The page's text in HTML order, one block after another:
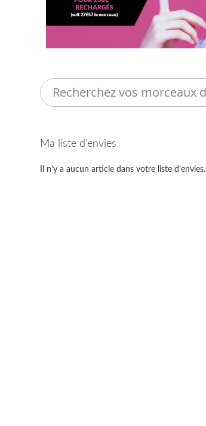
Ma liste d’envies
Il n’y a aucun article dans votre liste d’envies.